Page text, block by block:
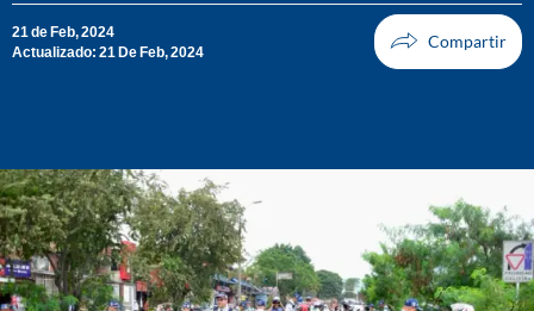
21 de Feb, 2024
Actualizado: 21 De Feb, 2024